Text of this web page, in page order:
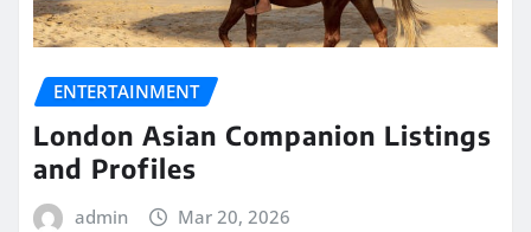
ENTERTAINMENT
London Asian Companion Listings
and Profiles
admin Mar 20, 2026